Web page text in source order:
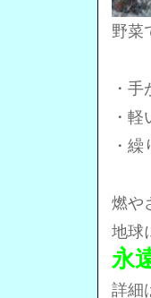
野菜
・
・軽
・
燃や
地球
永
詳細